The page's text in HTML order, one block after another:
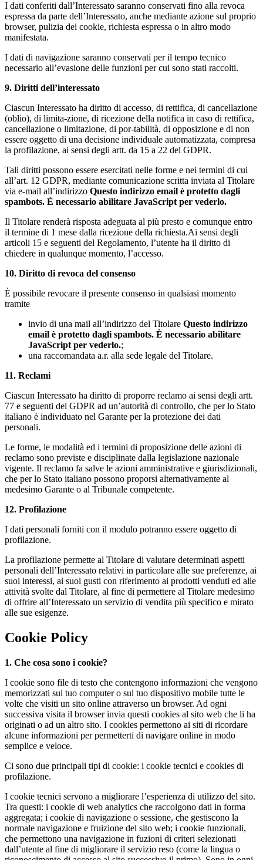
I dati conferiti dall’Interessato saranno conservati fino alla revoca
espressa da parte dell’Interessato, anche mediante azione sul proprio
browser, pulizia dei cookie, richiesta espressa o in altro modo
manifestata.
I dati di navigazione saranno conservati per il tempo tecnico
necessario all’evasione delle funzioni per cui sono stati raccolti.
9. Diritti dell’interessato
Ciascun Interessato ha diritto di accesso, di rettifica, di cancellazione
(oblio), di limita-zione, di ricezione della notifica in caso di rettifica,
cancellazione o limitazione, di por-tabilità, di opposizione e di non
essere oggetto di una decisione individuale automatizzata, compresa
la profilazione, ai sensi degli artt. da 15 a 22 del GDPR.
Tali diritti possono essere esercitati nelle forme e nei termini di cui
all’art. 12 GDPR, mediante comunicazione scritta inviata al Titolare
via e-mail all’indirizzo Questo indirizzo email è protetto dagli
spambots. È necessario abilitare JavaScript per vederlo.
Il Titolare renderà risposta adeguata al più presto e comunque entro
il termine di 1 mese dalla ricezione della richiesta.Ai sensi degli
articoli 15 e seguenti del Regolamento, l’utente ha il diritto di
chiedere in qualunque momento, l’accesso.
10. Diritto di revoca del consenso
È possibile revocare il presente consenso in qualsiasi momento
tramite
invio di una mail all’indirizzo del Titolare Questo indirizzo
email è protetto dagli spambots. È necessario abilitare
JavaScript per vederlo.;
una raccomandata a.r. alla sede legale del Titolare.
11. Reclami
Ciascun Interessato ha diritto di proporre reclamo ai sensi degli artt.
77 e seguenti del GDPR ad un’autorità di controllo, che per lo Stato
italiano è individuato nel Garante per la protezione dei dati
personali.
Le forme, le modalità ed i termini di proposizione delle azioni di
reclamo sono previste e disciplinate dalla legislazione nazionale
vigente. Il reclamo fa salve le azioni amministrative e giurisdizionali,
che per lo Stato italiano possono proporsi alternativamente al
medesimo Garante o al Tribunale competente.
12. Profilazione
I dati personali forniti con il modulo potranno essere oggetto di
profilazione.
La profilazione permette al Titolare di valutare determinati aspetti
personali dell’Interessato relativi in particolare alle sue preferenze, ai
suoi interessi, ai suoi gusti con riferimento ai prodotti venduti ed alle
attività svolte dal Titolare, al fine di permettere al Titolare medesimo
di offrire all’Interessato un servizio di vendita più specifico e mirato
alle sue esigenze.
Cookie Policy
1. Che cosa sono i cookie?
I cookie sono file di testo che contengono informazioni che vengono
memorizzati sul tuo computer o sul tuo dispositivo mobile tutte le
volte che visiti un sito online attraverso un browser. Ad ogni
successiva visita il browser invia questi cookies al sito web che li ha
originati o ad un altro sito. I cookies permettono ai siti di ricordare
alcune informazioni per permetterti di navigare online in modo
semplice e veloce.
Ci sono due principali tipi di cookie: i cookie tecnici e cookies di
profilazione.
I cookie tecnici servono a migliorare l’esperienza di utilizzo del sito.
Tra questi: i cookie di web analytics che raccolgono dati in forma
aggregata; i cookie di navigazione o sessione, che gestiscono la
normale navigazione e fruizione del sito web; i cookie funzionali,
che permettono una navigazione in fuzioni di criteri selezionati
dall’utente al fine di migliorare il servizio reso (come la lingua o